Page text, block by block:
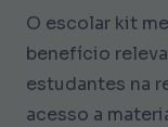
O escolar kit
benefício
estudantes na
acesso a